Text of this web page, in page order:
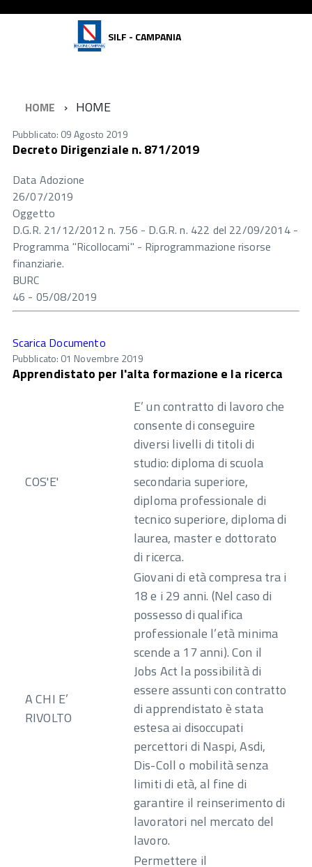
SILF - CAMPANIA
HOME HOME
Pubblicato: 09 Agosto 2019
Decreto Dirigenziale n. 871/2019
Data Adozione
26/07/2019
Oggetto
D.G.R. 21/12/2012 n. 756 - D.G.R. n. 422 del 22/09/2014 -
Programma "Ricollocami" - Riprogrammazione risorse
finanziarie.
BURC
46 - 05/08/2019
Scarica Documento
Pubblicato: 01 Novembre 2019
Apprendistato per l'alta formazione e la ricerca
COS'E'
E’ un contratto di lavoro che
consente di conseguire
diversi livelli di titoli di
studio: diploma di scuola
secondaria superiore,
diploma professionale di
tecnico superiore, diploma di
laurea, master e dottorato
di ricerca.
A CHI E’
RIVOLTO
Giovani di età compresa tra i
18 e i 29 anni. (Nel caso di
possesso di qualifica
professionale l’età minima
scende a 17 anni). Con il
Jobs Act la possibilità di
essere assunti con contratto
di apprendistato è stata
estesa ai disoccupati
percettori di Naspi, Asdi,
Dis-Coll o mobilità senza
limiti di età, al fine di
garantire il reinserimento di
lavoratori nel mercato del
lavoro.
Permettere il